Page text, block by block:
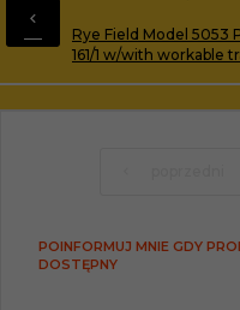
Rye Field Model 5053
161/1 w/with workable
POINFORMUJ MNIE GDY
DOSTĘPNY